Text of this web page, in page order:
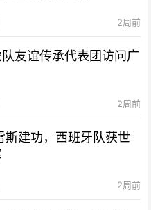
2周前
友谊传承代表团访问广
2周前
斯建功，西班牙队获世
2周前